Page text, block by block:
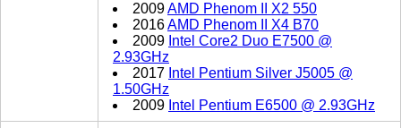
2009AMD Phenom II X2 550
2016AMD Phenom II X4 B70
2009 Intel Core2 Duo E7500 @
2.93GHz
2017 Intel Pentium Silver J5005 @
1.50GHz
2009 Intel Pentium E6500 @ 2.93GHz